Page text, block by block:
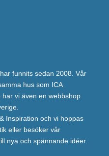
funnits sedan 2008. Vår
hus som ICA
vi även en webbshop
Inspiration och vi hoppas
eller besöker vår
nya och spännande idéer.